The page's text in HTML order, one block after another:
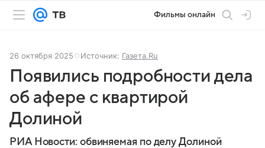
Фильмы онлайн
26 октября 2025 Источник: Газета.Ru
Появились подробности дела
об афере с квартирой
Долиной
РИА Новости: обвиняемая по делу Долиной